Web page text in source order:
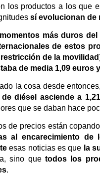
los productos a los que
sí evolucionan de
momentos más duros
de estos
de la movilidad
de media 1,09 euros
la cosa desde
diésel asciende a
que se daban hace
de precios están
al encarecimiento de
esas noticias es que la
sino quetodos los
.